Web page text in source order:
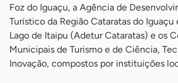
Foz do Iguaçu, a Agência de
Turístico da Região Cataratas do Iguaçu
Lago de Itaipu (Adetur Cataratas) e os
Municipais de Turismo e de Ciência,
Inovação, compostos por instituições